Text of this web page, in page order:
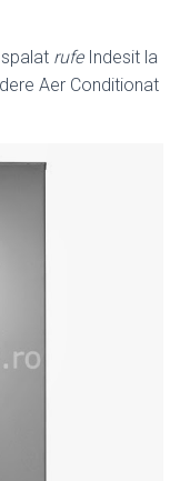
rufeIndesit la
Aer Conditionat